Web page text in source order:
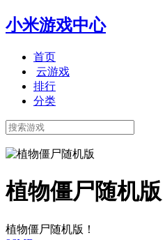
小米游戏中心
首页
云游戏
排行
分类
植物僵尸随机版
植物僵尸随机版！